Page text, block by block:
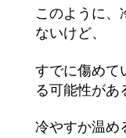
このように、
ないけど、
すでに傷めて
る可能性があ
冷やすか温め